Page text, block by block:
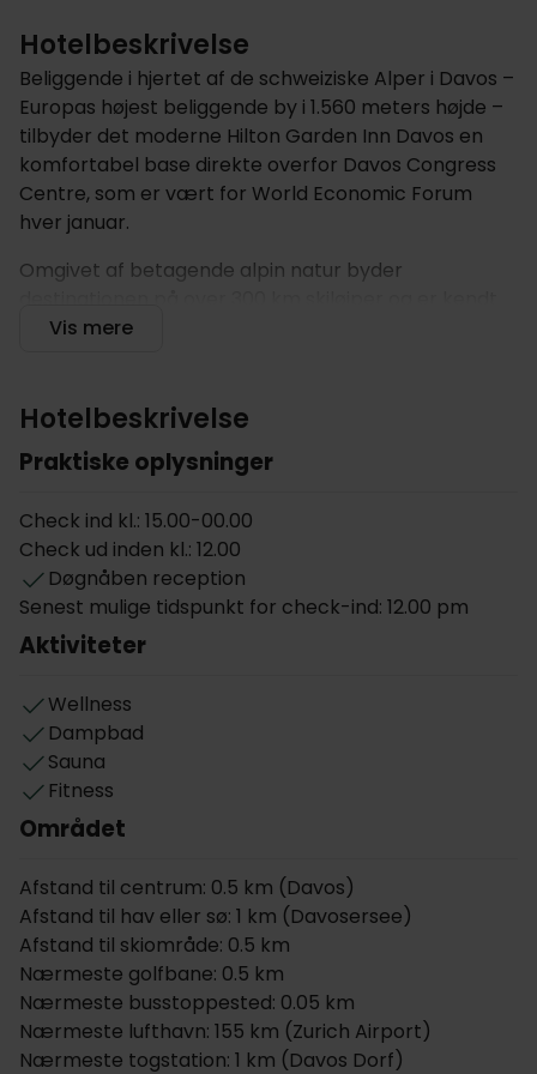
Hotelbeskrivelse
Beliggende i hjertet af de schweiziske Alper i Davos –
Europas højest beliggende by i 1.560 meters højde –
tilbyder det moderne Hilton Garden Inn Davos en
komfortabel base direkte overfor Davos Congress
Centre, som er vært for World Economic Forum
hver januar.
Omgivet af betagende alpin natur byder
for internationale sportsbegivenheder samt sin rene
hvilket gør det ideelt til både vinter- og
Dette energieffektive hotel i de schweiziske bjerge
tilbyder moderne værelser med private balkoner,
moderne faciliteter og en fremragende beliggenhed
i hjertet af en af Europas bedste destinationer for
både business og fritid, kun en kort gåtur fra
nærheden med busser hvert 10. minut.
Nyd en lækker morgenmad efter eget valg i
restauranten „Larch&Lemon“, som også har åbent
om aftenen og serverer internationale retter.
og dampbad – perfekt efter en aktiv dag i bjergene.
Skiudstyr kan opbevares i hotellets skiroom. Hilton
Garden Inn Davos er fuldt tilpasset behovene hos
mountainbikere og outdoor-entusiaster. Vores
venlige personale hjælper dig gerne.
Andre faciliteter inkluderer elevator, et døgnåbent
Vis mere
Hotelbeskrivelse
Praktiske oplysninger
Check ind kl.: 15.00-00.00
Check ud inden kl.: 12.00
Døgnåben reception
Senest mulige tidspunkt for check-ind: 12.00 pm
Aktiviteter
Wellness
Dampbad
Sauna
Fitness
Området
Afstand til centrum: 0.5 km (Davos)
Afstand til hav eller sø: 1 km (Davosersee)
Afstand til skiområde: 0.5 km
Nærmeste golfbane: 0.5 km
Nærmeste busstoppested: 0.05 km
Nærmeste lufthavn: 155 km (Zurich Airport)
Nærmeste togstation: 1 km (Davos Dorf)